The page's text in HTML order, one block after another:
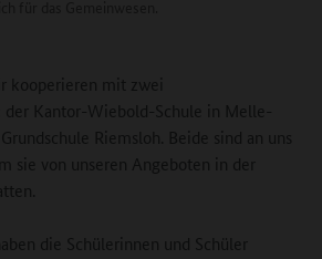
kooperieren mit zwei
der Kantor-Wiebold-Schule in Melle-
Riemsloh. Beide sind an uns
sie von unseren Angeboten in der
die Schülerinnen und Schüler